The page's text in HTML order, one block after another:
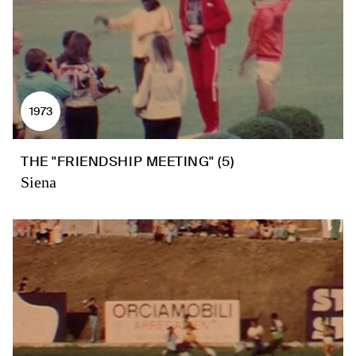
1973
THE "FRIENDSHIP MEETING" (5)
Siena